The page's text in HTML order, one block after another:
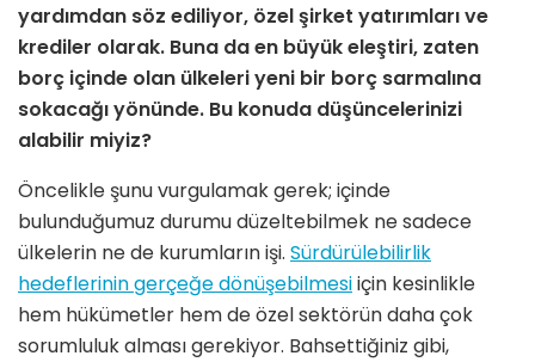
yardımdan söz ediliyor, özel şirket yatırımları ve
krediler olarak. Buna da en büyük eleştiri, zaten
borç içinde olan ülkeleri yeni bir borç sarmalına
sokacağı yönünde. Bu konuda düşüncelerinizi
alabilir miyiz?
Öncelikle şunu vurgulamak gerek; içinde
bulunduğumuz durumu düzeltebilmek ne sadece
ülkelerin ne de kurumların işi. Sürdürülebilirlik
hedeflerinin gerçeğe dönüşebilmesiiçin kesinlikle
hem hükümetler hem de özel sektörün daha çok
sorumluluk alması gerekiyor. Bahsettiğiniz gibi,